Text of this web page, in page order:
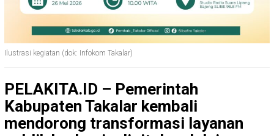
Ilustrasi kegiatan (dok: Infokom Takalar)
PELAKITA.ID – Pemerintah
Kabupaten Takalar kembali
mendorong transformasi layanan